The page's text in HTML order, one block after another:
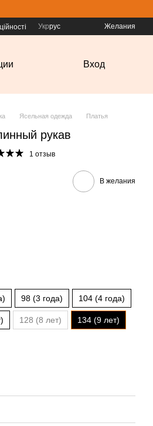
Укррус Желания
Вход
Ясельная одежда Платья
рукав
1 отзыв
В желания
98 (3 года) 104 (4 года)
128 (8 лет) 134 (9 лет)